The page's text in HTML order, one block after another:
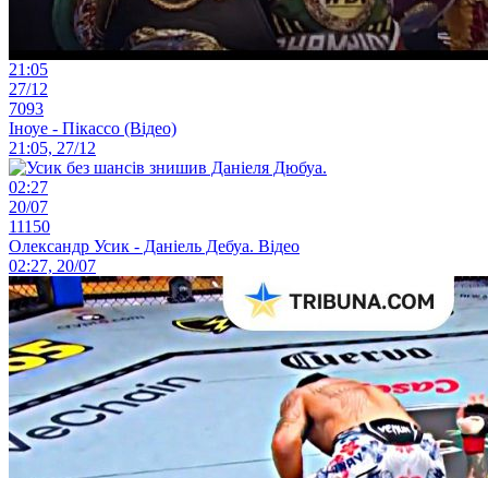
21:05
27/12
7093
Іноуе - Пікассо (Відео)
21:05, 27/12
02:27
20/07
11150
Олександр Усик - Даніель Дебуа. Відео
02:27, 20/07